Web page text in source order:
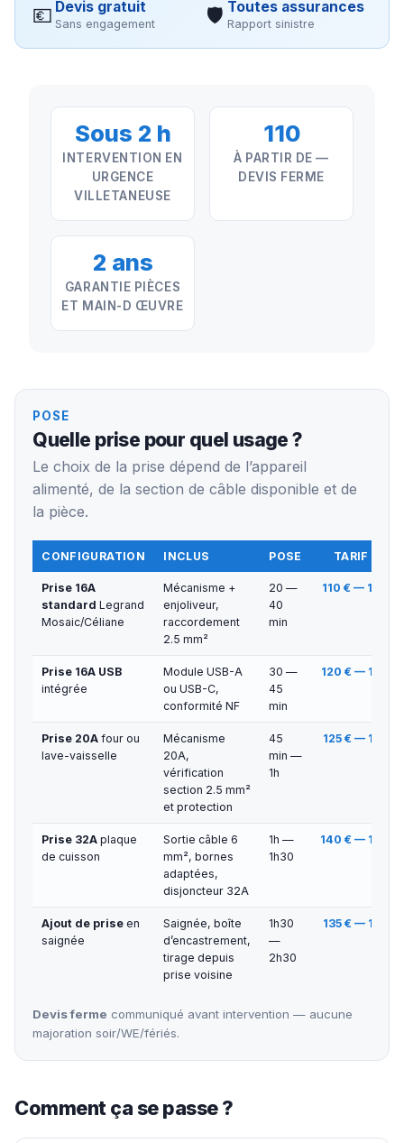
💶 Devis gratuit
Sans engagement 🛡 Toutes assurances
Rapport sinistre
Sous 2 h
INTERVENTION EN
URGENCE
VILLETANEUSE
110
À PARTIR DE —
DEVIS FERME
2 ans
GARANTIE PIÈCES
ET MAIN-D ŒUVRE
POSE
Quelle prise pour quel usage ?
Le choix de la prise dépend de l’appareil
alimenté, de la section de câble disponible et de
la pièce.
CONFIGURATION INCLUS POSE TARIF TTC
Prise 16A
standard Legrand
Mosaic/Céliane
Mécanisme +
enjoliveur,
raccordement
2.5 mm²
20 —
40
min
110 € — 130 €
Prise 16A USB
intégrée
Module USB-A
ou USB-C,
conformité NF
30 —
45
min
120 € — 145 €
Prise 20A four ou
lave-vaisselle
Mécanisme
20A,
vérification
section 2.5 mm²
et protection
45
min —
1h
125 € — 150 €
Prise 32A plaque
de cuisson
Sortie câble 6
mm², bornes
adaptées,
disjoncteur 32A
1h —
1h30
140 € — 150 €
Ajout de prise en
saignée
Saignée, boîte
d’encastrement,
tirage depuis
prise voisine
1h30
—
2h30
135 € — 150 €
Devis ferme communiqué avant intervention — aucune
majoration soir/WE/fériés.
Comment ça se passe ?